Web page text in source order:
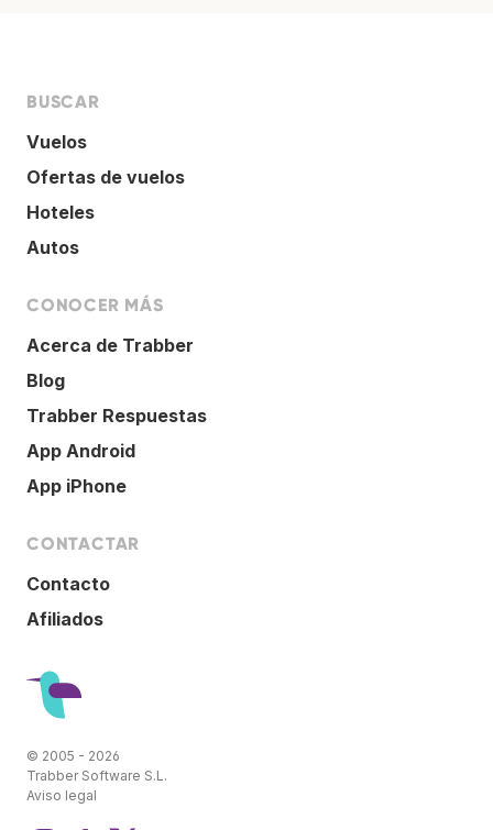
BUSCAR
Vuelos
Ofertas de vuelos
Hoteles
Autos
CONOCER MÁS
Acerca de Trabber
Blog
Trabber Respuestas
App Android
App iPhone
CONTACTAR
Contacto
Afiliados
© 2005 - 2026
Trabber Software S.L.
Aviso legal